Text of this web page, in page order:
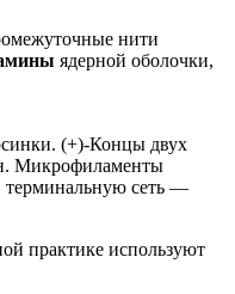
нити
ядерной оболочки,
(+)-Концы двух
Микрофиламенты
терминальную сеть —
практике используют